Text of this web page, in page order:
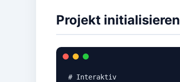
Projekt initialisieren
# Interaktiv